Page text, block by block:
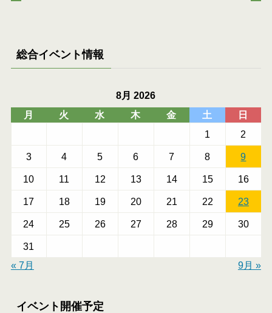
総合イベント情報
8月 2026
月
火 水 木 金 土
日
1
2
3 4 5 6 7 8 9
10 11 12 13 14 15 16
17 18 19 20 21 22 23
24 25 26 27 28 29 30
31
« 7月
9月 »
イベント開催予定